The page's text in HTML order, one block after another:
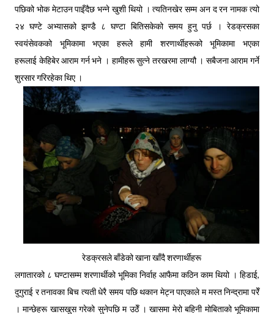
पछिको भोक मेटाउन पाइँदैछ भन्ने खुशी थियो । त्यतिनखेर सम्म अन द रन नामक त्यो
२४ घण्टे अभ्यासको झण्डै ८ घण्टा बितिसकेको समय हुनु पर्छ । रेडक्रसका
स्वयंसेवकको भूमिकामा भएका हरूले हामी शरणार्थीहरूको भूमिकामा भएका
हरूलाई केहिबेर आराम गर्न भने । हामीहरू सुत्ने तरखरमा लाग्यौ । सबैजना आराम गर्ने
शुरसार गरिरहेका थिए ।
रेडक्रसले बाँडेको खाना खाँदै शरणार्थीहरू
लगातारको ८ घण्टासम्म शरणार्थीको भूमिका निर्वाह आफैमा कठिन काम थियो । हिडाई,
दुगुराई र तनावका बिच त्यती धेरै समय पछि थकान मेट्न पाएकाले म मस्त निन्द्रामा परेँ
। मान्छेहरू खासखुस गरेको सुनेपछि म उठेँ । खासमा मेरो बहिनी मोबिताको भूमिकामा